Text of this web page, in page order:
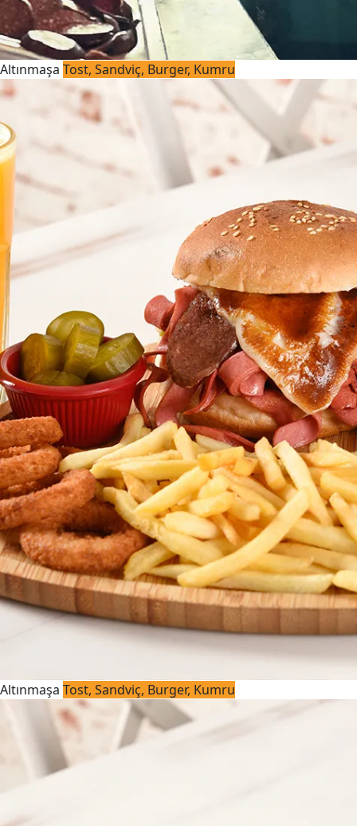
Altınmaşa Tost, Sandviç, Burger, Kumru
Altınmaşa Tost, Sandviç, Burger, Kumru